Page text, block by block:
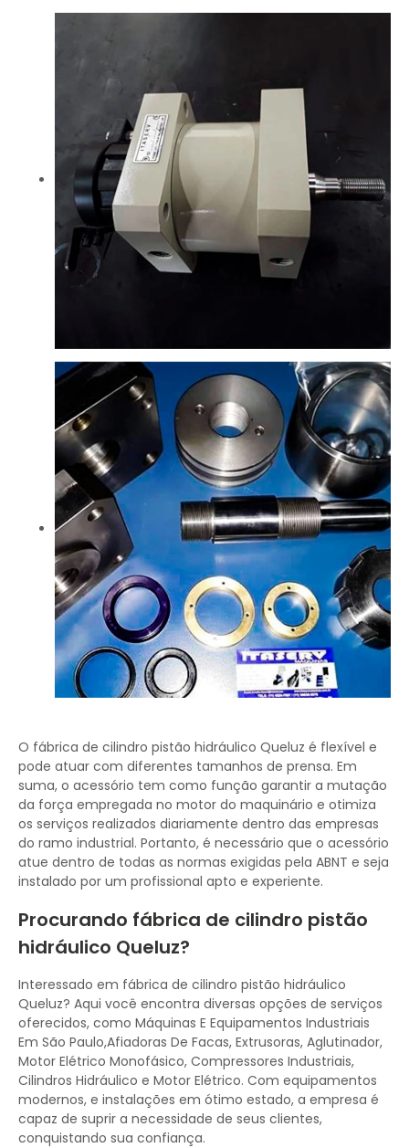
O fábrica de cilindro pistão hidráulico Queluz é flexível e
pode atuar com diferentes tamanhos de prensa. Em
suma, o acessório tem como função garantir a mutação
da força empregada no motor do maquinário e otimiza
os serviços realizados diariamente dentro das empresas
do ramo industrial. Portanto, é necessário que o acessório
atue dentro de todas as normas exigidas pela ABNT e seja
instalado por um profissional apto e experiente.
Procurando fábrica de cilindro pistão
hidráulico Queluz?
Interessado em fábrica de cilindro pistão hidráulico
Queluz? Aqui você encontra diversas opções de serviços
oferecidos, como Máquinas E Equipamentos Industriais
Em São Paulo,Afiadoras De Facas, Extrusoras, Aglutinador,
Motor Elétrico Monofásico, Compressores Industriais,
Cilindros Hidráulico e Motor Elétrico. Com equipamentos
modernos, e instalações em ótimo estado, a empresa é
capaz de suprir a necessidade de seus clientes,
conquistando sua confiança.